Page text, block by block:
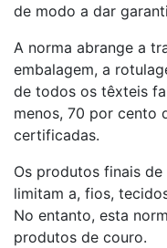
de modo a dar
A norma abrange a
embalagem, a
de todos os têxteis
menos, 70 por cento
certificadas.
Os produtos finais
limitam a, fios,
No entanto, esta
produtos de couro.